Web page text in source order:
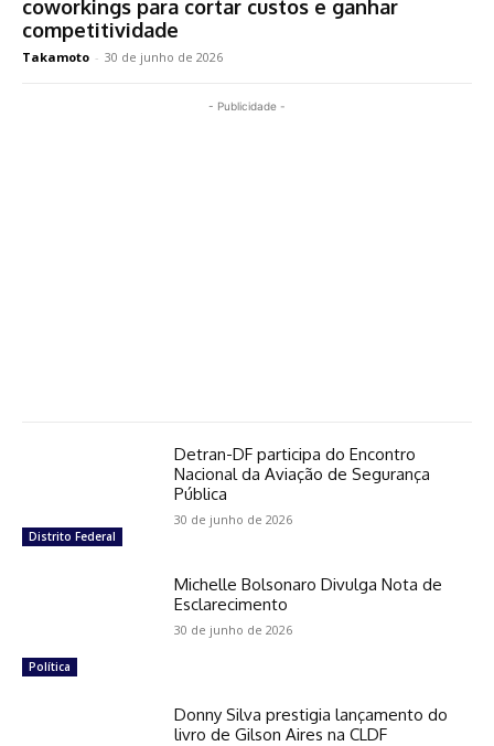
coworkings para cortar custos e ganhar
competitividade
Takamoto - 30 de junho de 2026
- Publicidade -
Distrito Federal
Detran-DF participa do Encontro
Nacional da Aviação de Segurança
Pública
30 de junho de 2026
Política
Michelle Bolsonaro Divulga Nota de
Esclarecimento
30 de junho de 2026
Donny Silva prestigia lançamento do
livro de Gilson Aires na CLDF